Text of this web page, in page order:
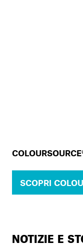
SCOPRI
NOTIZIE E